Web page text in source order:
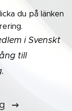
du på länken
i Svenskt
till